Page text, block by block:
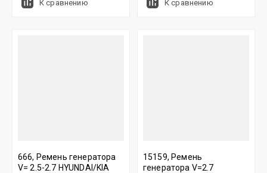
К сравнению К сравнению
666, Ремень генератора
V= 2.5-2.7 HYUNDAI/KIA
15159, Ремень
генератора V=2.7